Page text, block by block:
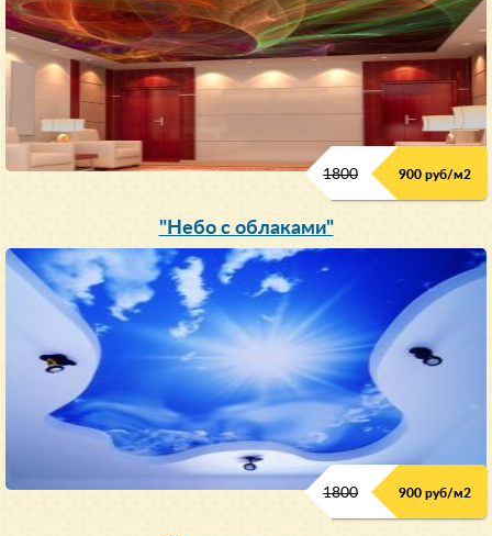
1800 900 руб/м2
"Небо с облаками"
1800 900 руб/м2